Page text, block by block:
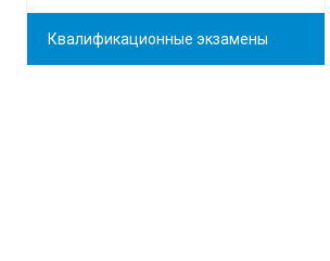
Квалификационные экзамены